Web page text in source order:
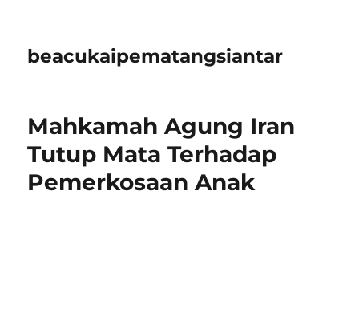
beacukaipematangsiantar
Mahkamah Agung Iran
Tutup Mata Terhadap
Pemerkosaan Anak